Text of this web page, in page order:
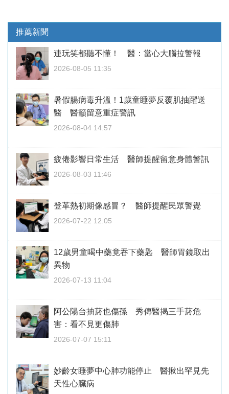
推薦新聞
連玩笑都聽不懂！ 醫：當心大腦拉警報
2026-08-05 11:35
暑假腸病毒升溫！1歲童睡夢反覆肌抽躍送
醫 醫籲留意重症警訊
2026-08-04 14:57
疲倦影響日常生活 醫師提醒留意身體警訊
2026-08-03 11:46
登革熱初期像感冒？ 醫師提醒民眾警覺
2026-07-22 12:05
12歲男童喝中藥竟吞下藥匙 醫師胃鏡取出
異物
2026-07-13 11:04
阿公陽台抽菸也傷孫 秀傳醫揭三手菸危
害：看不見更傷肺
2026-07-07 15:11
妙齡女睡夢中心肺功能停止 醫揪出罕見先
天性心臟病